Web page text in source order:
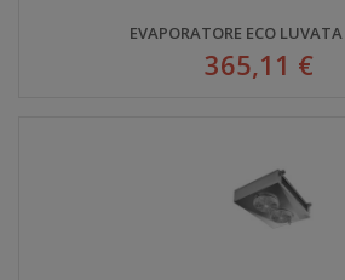
EVAPORATORE ECO LUVATA
365,11 €